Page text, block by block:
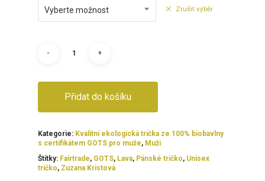
Vyberte možnost Zrušit výběr
Přidat do košíku
Kategorie: Kvalitní ekologická trička ze 100% biobavlny
s certifikátem GOTS pro muže, Muži
Štítky: Fairtrade, GOTS, Lava, Pánské tričko, Unisex
tričko, Zuzana Kristová